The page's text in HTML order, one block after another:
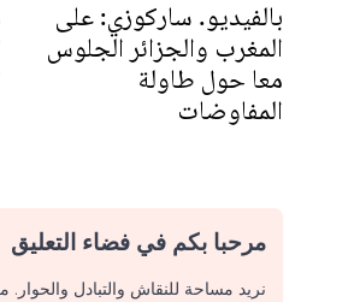
بالفيديو. ساركوزي: على
المغرب والجزائر الجلوس
معا حول طاولة
المفاوضات
مرحبا بكم في فضاء التعليق
نريد مساحة للنقاش والتبادل